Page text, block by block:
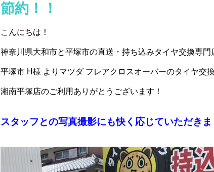
節約！！
こんにちは！
神奈川県大和市と平塚市の直送・‪‎持ち込みタイヤ交換専
平塚市 H様 よりマツダ フレアクロスオーバーのタイヤ交
湘南平塚店のご利用ありがとうございます！
スタッフとの写真撮影にも快く応じていただきま